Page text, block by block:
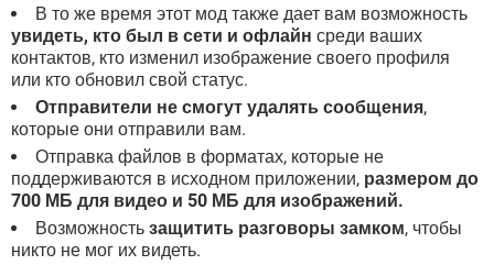
В то же время этот мод также дает вам возможность
увидеть, кто был в сети и офлайн среди ваших
контактов, кто изменил изображение своего профиля
или кто обновил свой статус.
Отправители не смогут удалять сообщения,
которые они отправили вам.
Отправка файлов в форматах, которые не
поддерживаются в исходном приложении, размером до
700 МБ для видео и 50 МБ для изображений.
Возможность защитить разговоры замком, чтобы
никто не мог их видеть.